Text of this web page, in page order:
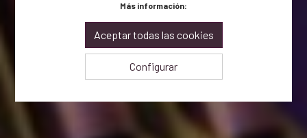
Más información:
Aceptar todas las cookies
Configurar